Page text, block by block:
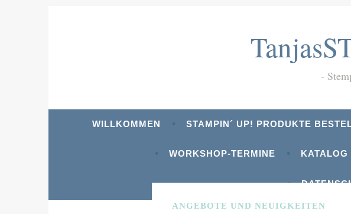
WILLKOMMEN STAMPIN´ UP! PRODUKTE
WORKSHOP-TERMINE KATALOG
ANGEBOTE UND NEUIGKEITEN